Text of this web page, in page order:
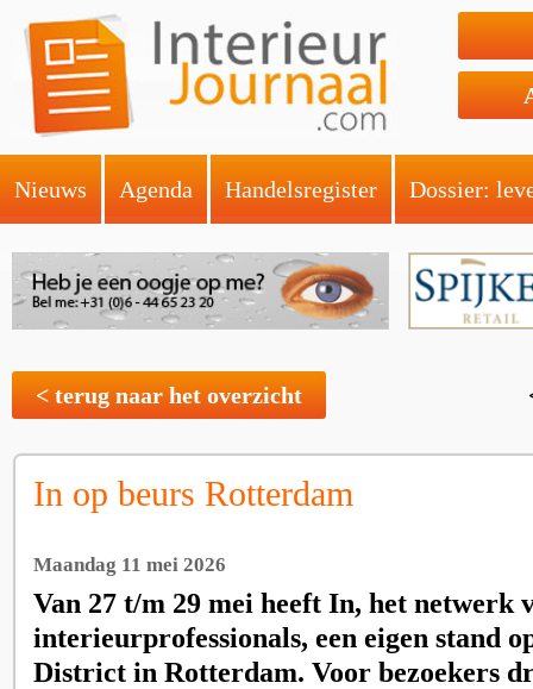
Nieuws Agenda Handelsregister Dossier:
< terug naar het overzicht
In op beurs Rotterdam
Maandag 11 mei 2026
Van 27 t/m 29 mei heeft In, het netwerk
interieurprofessionals, een eigen stand
District in Rotterdam. Voor bezoekers